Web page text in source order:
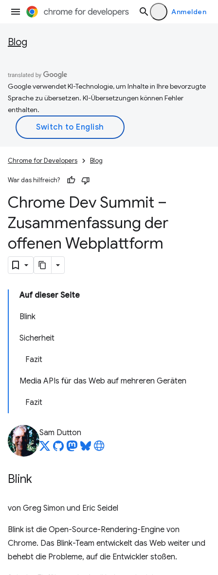
Anmelden
Blog
Google verwendet KI-Technologie, um Inhalte in Ihre bevorzugte
Sprache zu übersetzen. KI-Übersetzungen können Fehler
enthalten.
Chrome for Developers Blog
War das hilfreich?
Chrome Dev Summit –
Zusammenfassung der
offenen Webplattform
Auf dieser Seite
Blink
Sicherheit
Fazit
Media APIs für das Web auf mehreren Geräten
Fazit
Sam Dutton
Blink
von Greg Simon und Eric Seidel
Blink ist die Open-Source-Rendering-Engine von
Chrome. Das Blink-Team entwickelt das Web weiter und
behebt die Probleme, auf die Entwickler stoßen.